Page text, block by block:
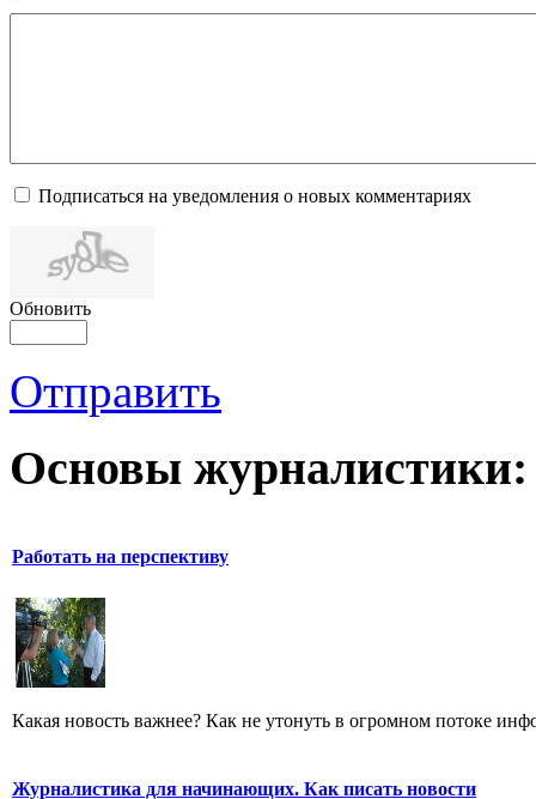
Подписаться на уведомления о новых комментариях
Обновить
Отправить
Основы журналистики:
Работать на перспективу
Какая новость важнее? Как не утонуть в огромном потоке
Журналистика для начинающих. Как писать новости